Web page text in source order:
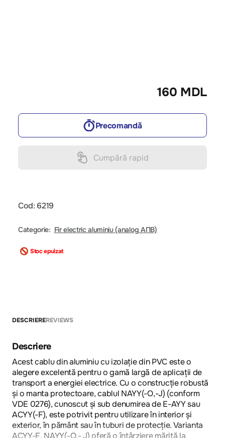
160 MDL
Precomandă
Cumpără rapid
Cod: 6219
Categorie: Fir electric aluminiu (analog АПВ)
Stoc epuizat
DESCRIEREREVIEWS
Descriere
Acest cablu din aluminiu cu izolație din PVC este o
alegere excelentă pentru o gamă largă de aplicații de
transport a energiei electrice. Cu o construcție robustă
și o manta protectoare, cablul NAYY(-O,-J) (conform
VDE 0276), cunoscut și sub denumirea de E-AYY sau
ACYY(-F), este potrivit pentru utilizare în interior și
exterior, în pământ sau în tuburi de protecție. Varianta
ACYY-F, NAYY(-O,- J) oferă o întârziere mărită la